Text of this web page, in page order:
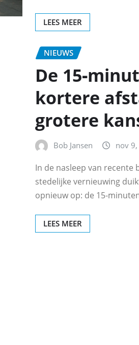
LEES MEER
NIEUWS
De
kortere
grotere
Bob Jansen nov
In de nasleep van recente
stedelijke vernieuwing
opnieuw op: de
LEES MEER